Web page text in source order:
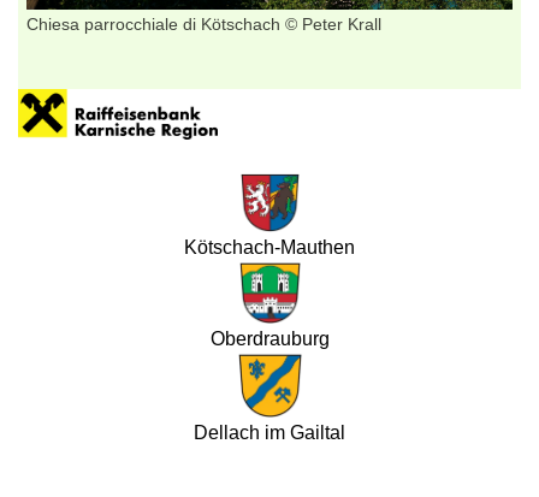
Chiesa parrocchiale di Kötschach © Peter Krall
Kötschach-Mauthen
Oberdrauburg
Dellach im Gailtal